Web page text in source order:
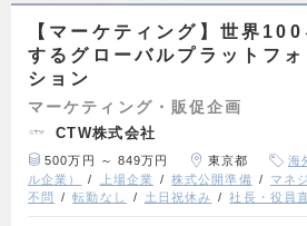
【マーケティング】世界
するグローバルプラットフ
ション
マーケティング・販促企画
CTW株式会社
500万円 ～ 849万円 東京都
海
ル企業）
上場企業 株式公開準備 マネ
不問
転勤なし 土日祝休み 社長・役員